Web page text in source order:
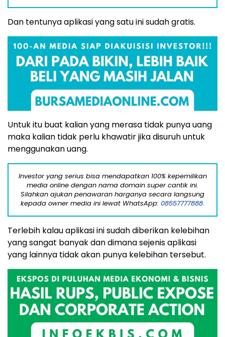
Dan tentunya aplikasi yang satu ini sudah gratis.
Untuk itu buat kalian yang merasa tidak punya uang
maka kalian tidak perlu khawatir jika disuruh untuk
menggunakan uang.
Investor yang serius bisa mendapatkan 100% kepemilikan
media online dengan nama domain super cantik ini.
Silahkan ajukan penawaran harganya secara langsung
kepada owner media ini lewat WhatsApp: 08557777888.
Terlebih kalau aplikasi ini sudah diberikan kelebihan
yang sangat banyak dan dimana sejenis aplikasi
yang lainnya tidak akan punya kelebihan tersebut.